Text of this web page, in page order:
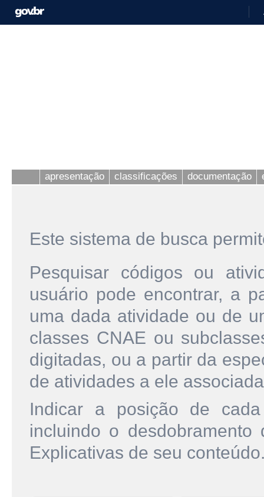
apresentação classificações documentação
Este sistema de busca
Pesquisar códigos ou
usuário pode encontrar, a
uma dada atividade ou de
classes CNAE ou
digitadas, ou a partir da
de atividades a ele
Indicar a posição de
incluindo o
Explicativas de seu